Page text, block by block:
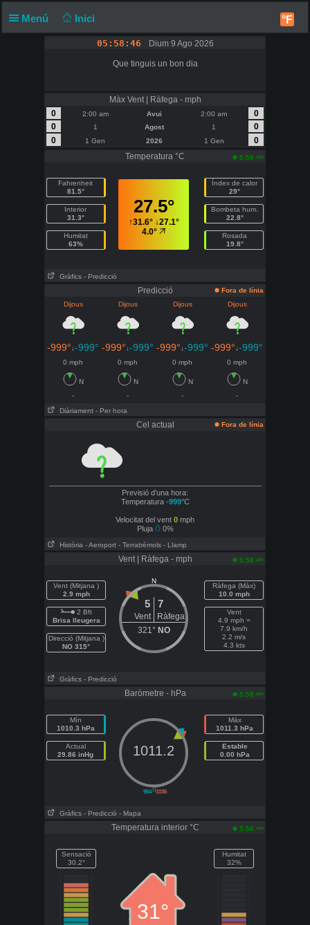
Menú Inici °F
05:58:47 Dium 9 Ago 2026
Que tinguis un bon dia
Màx Vent | Ràfega - mph
0
2:00 am Avui 2:00 am
0
0
1 Agost 1
0
0
1 Gen 2026 1 Gen
0
Temperatura °C
5:58 am
Fahrenheit
81.5°
Interior
31.3°
Humitat
63%
27.5°
↑31.6°↓27.1°
4.0°
Índex de calor
29°
Bombeta hum.
22.8°
Rosada
19.8°
Gràfics - Predicció
Predicció
Fora de línia
Dijous
Dijous Dijous Dijous
-999°↓-999° -999°↓-999° -999°↓-999° -999°↓-999°
0 mph 0 mph 0 mph 0 mph
N N N
N
-
- -
-
Diàriament - Per hora
Cel actual Fora de línia
Previsió d’una hora:
Temperatura -999°C
Velocitat del vent 0 mph
Pluja
0%
Història - Aeroport - Terratrèmols - Llamp
Vent | Ràfega - mph 5:58 am
Vent (Mitjana )
2.9 mph
2 Bft
Brisa lleugera
Direcció (Mitjana )
NO 315°
N
5 7
Vent
Ràfega
321° NO
Ràfega (Màx)
10.0 mph
Vent
4.9 mph =
7.9 km/h
2.2 m/s
4.3 kts
Gràfics - Predicció
Baròmetre - hPa 5:58 am
Mín
1010.3 hPa
Actual
29.86 inHg
||
964 1036
1011.2
Màx
1011.3 hPa
Estable
0.00 hPa
Gràfics - Predicció - Mapa
Temperatura interior °C 5:58 am
Sensació
30.2°
31°
Humitat
32%